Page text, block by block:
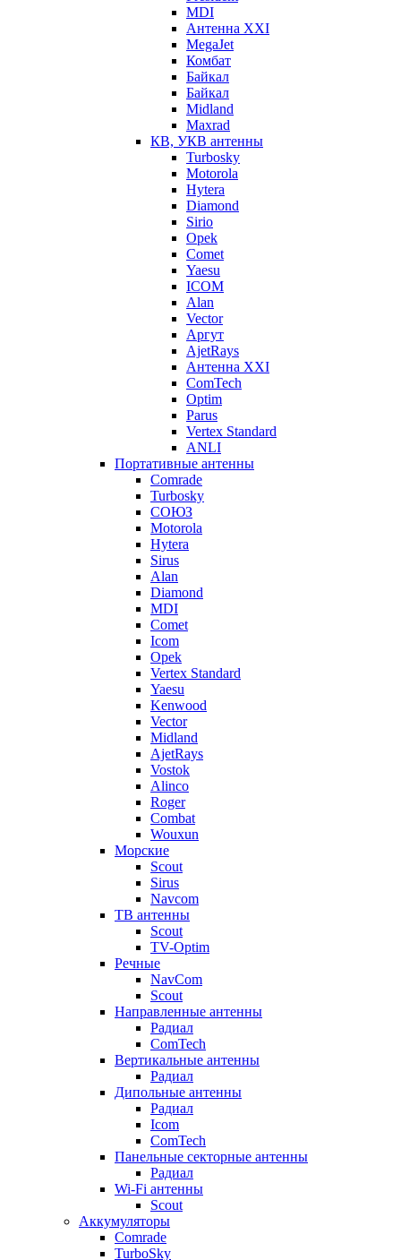
MDI
Антенна XXI
MegaJet
Комбат
Байкал
Байкал
Midland
Maxrad
КВ, УКВ антенны
Turbosky
Motorola
Hytera
Diamond
Sirio
Opek
Comet
Yaesu
ICOM
Alan
Vector
Аргут
AjetRays
Антенна XXI
ComTech
Optim
Parus
Vertex Standard
ANLI
Портативные антенны
Comrade
Turbosky
СОЮЗ
Motorola
Hytera
Sirus
Alan
Diamond
MDI
Comet
Icom
Opek
Vertex Standard
Yaesu
Kenwood
Vector
Midland
AjetRays
Vostok
Alinco
Roger
Combat
Wouxun
Морские
Scout
Sirus
Navcom
ТВ антенны
Scout
TV-Optim
Речные
NavCom
Scout
Направленные антенны
Радиал
ComTech
Вертикальные антенны
Радиал
Дипольные антенны
Радиал
Icom
ComTech
Панельные секторные антенны
Радиал
Wi-Fi антенны
Scout
Аккумуляторы
Comrade
TurboSky